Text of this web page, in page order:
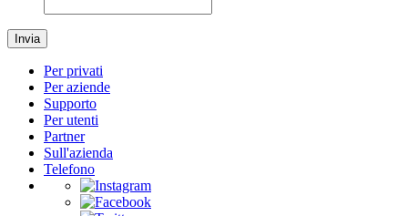
Invia
Per privati
Per aziende
Supporto
Per utenti
Partner
Sull'azienda
Telefono